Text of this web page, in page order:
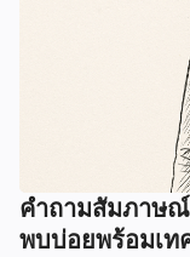
คำถามสัมภาษ
พบบ่อยพร้อมเ